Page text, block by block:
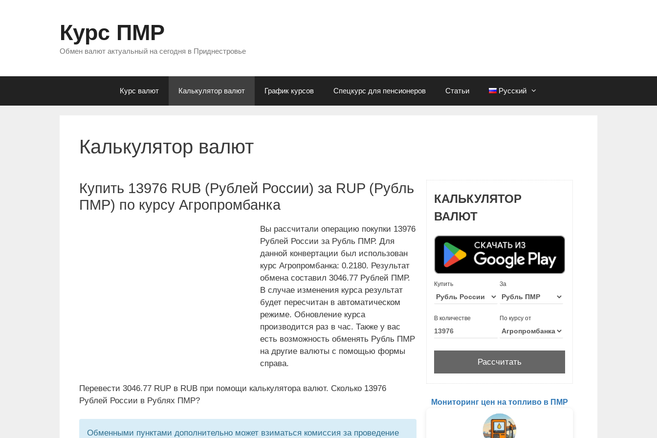
Курс ПМР
Обмен валют актуальный на сегодня в Приднестровье
Курс валют Калькулятор валют График курсов Спецкурс для пенсионеров Статьи Русский
Калькулятор валют
Купить 13976 RUB (Рублей России) за RUP (Рубль
ПМР) по курсу Агропромбанка
Вы рассчитали операцию покупки 13976
Рублей России за Рубль ПМР. Для
данной конвертации был использован
курс Агропромбанка: 0.2180. Результат
обмена составил 3046.77 Рублей ПМР.
В случае изменения курса результат
будет пересчитан в автоматическом
режиме. Обновление курса
производится раз в час. Также у вас
есть возможность обменять Рубль ПМР
на другие валюты с помощью формы
справа.
Перевести 3046.77 RUP в RUB при помощи калькулятора валют. Сколько 13976
Рублей России в Рублях ПМР?
Обменными пунктами дополнительно может взиматься комиссия за проведение
КАЛЬКУЛЯТОР
ВАЛЮТ
Купить За
В количестве По курсу от
Мониторинг цен на топливо в ПМР